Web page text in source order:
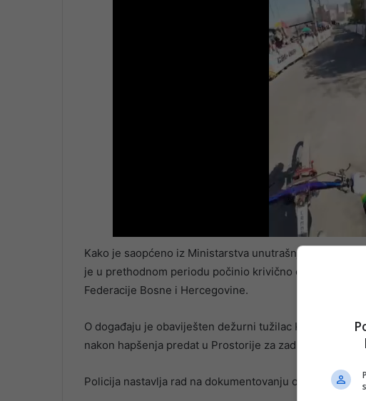
Kako je saopćeno iz Ministarstva unutrašnjih poslova
je u prethodnom periodu počinio krivično djelo
Federacije Bosne i Hercegovine.
O događaju je obaviješten dežurni tužilac Kantonalnog
nakon hapšenja predat u Prostorije za zadržavanje
Policija nastavlja rad na dokumentovanju ovog